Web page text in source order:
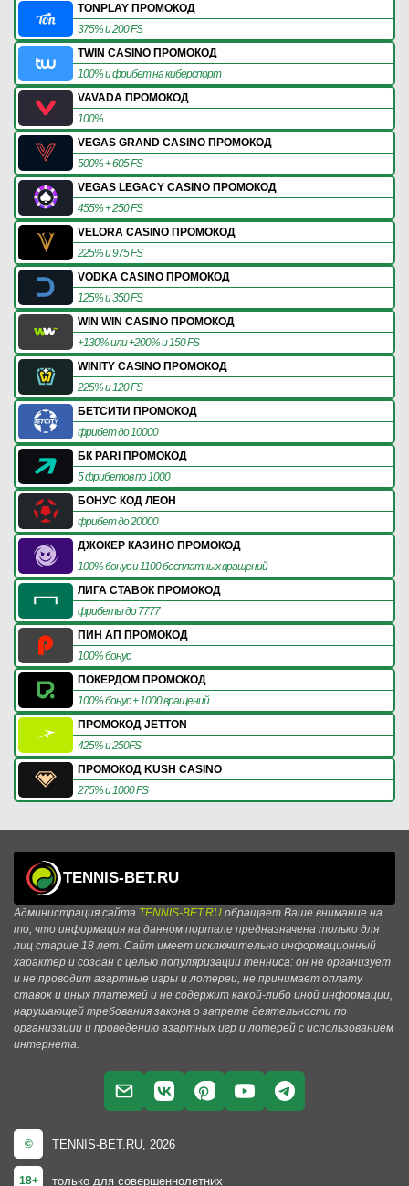
TONPLAY ПРОМОКОД
375% и 200 FS
TWIN CASINO ПРОМОКОД
100% и фрибет на киберспорт
VAVADA ПРОМОКОД
100%
VEGAS GRAND CASINO ПРОМОКОД
500% + 605 FS
VEGAS LEGACY CASINO ПРОМОКОД
455% + 250 FS
VELORA CASINO ПРОМОКОД
225% и 975 FS
VODKA CASINO ПРОМОКОД
125% и 350 FS
WIN WIN CASINO ПРОМОКОД
+130% или +200% и 150 FS
WINITY CASINO ПРОМОКОД
225% и 120 FS
БЕТСИТИ ПРОМОКОД
фрибет до 10000
БК PARI ПРОМОКОД
5 фрибетов по 1000
БОНУС КОД ЛЕОН
фрибет до 20000
ДЖОКЕР КАЗИНО ПРОМОКОД
100% бонус и 1100 бесплатных вращений
ЛИГА СТАВОК ПРОМОКОД
фрибеты до 7777
ПИН АП ПРОМОКОД
100% бонус
ПОКЕРДОМ ПРОМОКОД
100% бонус + 1000 вращений
ПРОМОКОД JETTON
425% и 250FS
ПРОМОКОД KUSH CASINO
275% и 1000 FS
TENNIS-BET.RU
Администрация сайта TENNIS-BET.RU обращает Ваше внимание на
то, что информация на данном портале предназначена только для
лиц старше 18 лет. Сайт имеет исключительно информационный
характер и создан с целью популяризации тенниса: он не организует
и не проводит азартные игры и лотереи, не принимает оплату
ставок и иных платежей и не содержит какой-либо иной информации,
нарушающей требования закона о запрете деятельности по
организации и проведению азартных игр и лотерей с использованием
интернета.
© TENNIS-BET.RU, 2026
18+ только для совершеннолетних